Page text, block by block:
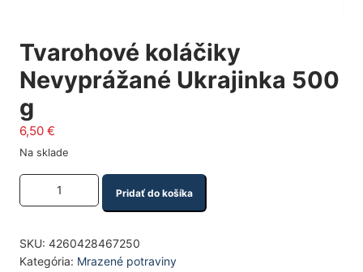
Tvarohové koláčiky
Nevyprážané Ukrajinka 500
g
6,50 €
Na sklade
Množstvo produktu
Pridať do košíka
SKU: 4260428467250
Kategória: Mrazené potraviny